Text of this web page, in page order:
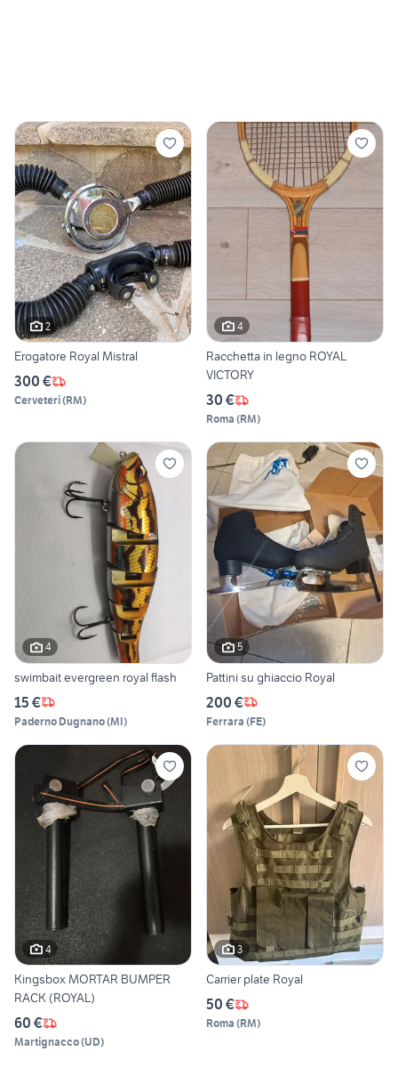
2
Erogatore Royal Mistral
300 €
Cerveteri(RM)
4
Racchetta in legno ROYAL
VICTORY
30 €
Roma (RM)
4
swimbait evergreen royal flash
15 €
Paderno Dugnano(MI)
5
Pattini su ghiaccio Royal
200 €
Ferrara (FE)
4
Kingsbox MORTAR BUMPER
RACK (ROYAL)
60 €
Martignacco(UD)
3
Carrier plate Royal
50 €
Roma (RM)